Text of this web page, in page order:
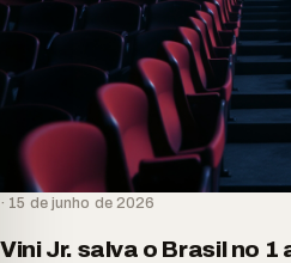
· 15 de junho de 2026
Vini Jr. salva o Brasil no 1